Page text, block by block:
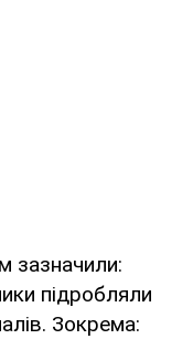
зазначили:
підробляли
Зокрема: